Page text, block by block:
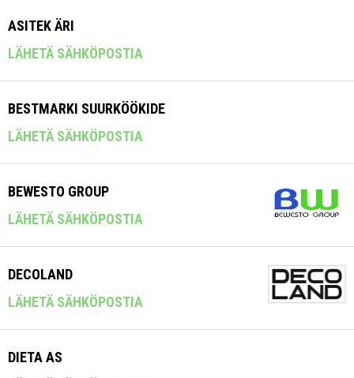
ASITEK ÄRI
LÄHETÄ SÄHKÖPOSTIA
BESTMARKI SUURKÖÖKIDE
LÄHETÄ SÄHKÖPOSTIA
BEWESTO GROUP
LÄHETÄ SÄHKÖPOSTIA
DECOLAND
LÄHETÄ SÄHKÖPOSTIA
DIETA AS